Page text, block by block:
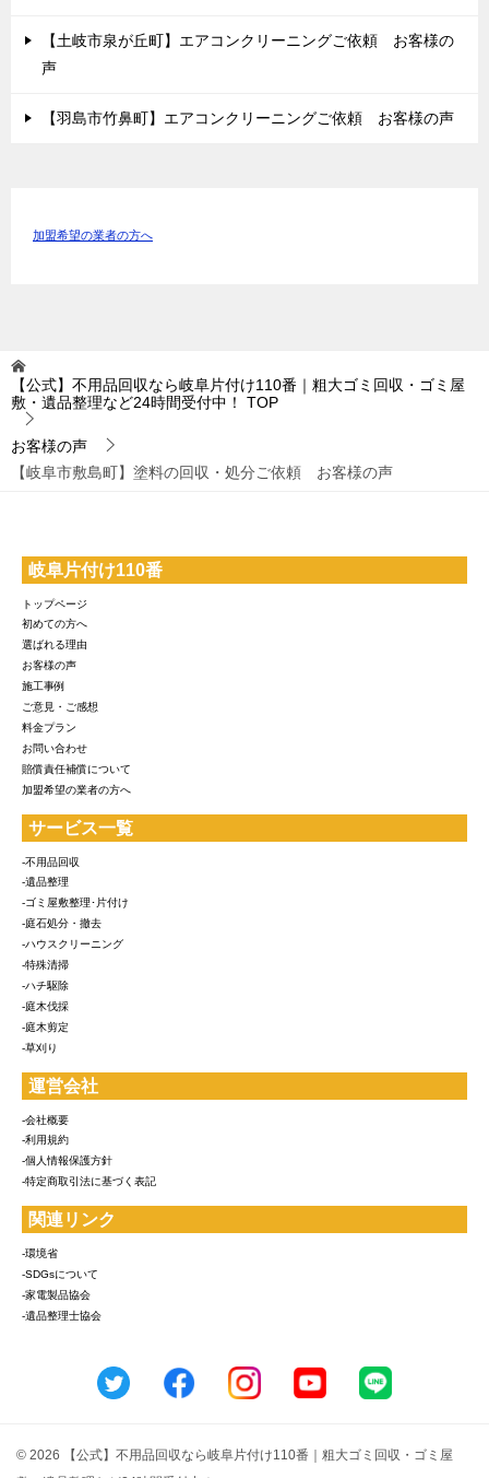
【土岐市泉が丘町】エアコンクリーニングご依頼 お客様の
声
【羽島市竹鼻町】エアコンクリーニングご依頼 お客様の声
加盟希望の業者の方へ
【公式】不用品回収なら岐阜片付け110番｜粗大ゴミ回収・ゴミ屋
敷・遺品整理など24時間受付中！
TOP
お客様の声
【岐阜市敷島町】塗料の回収・処分ご依頼 お客様の声
岐阜片付け110番
トップページ
初めての方へ
選ばれる理由
お客様の声
施工事例
ご意見・ご感想
料金プラン
お問い合わせ
賠償責任補償について
加盟希望の業者の方へ
サービス一覧
-不用品回収
-遺品整理
-ゴミ屋敷整理･片付け
-庭石処分・撤去
-ハウスクリーニング
-特殊清掃
-ハチ駆除
-庭木伐採
-庭木剪定
-草刈り
運営会社
-会社概要
-利用規約
-個人情報保護方針
-特定商取引法に基づく表記
関連リンク
-環境省
-SDGsについて
-家電製品協会
-遺品整理士協会
© 2026 【公式】不用品回収なら岐阜片付け110番｜粗大ゴミ回収・ゴミ屋